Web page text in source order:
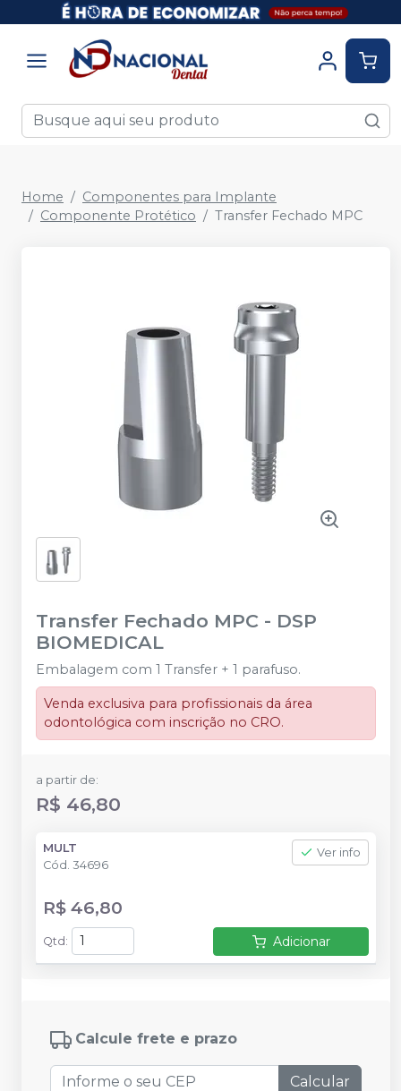
Home
Componentes para Implante
Componente Protético
Transfer Fechado MPC
Transfer Fechado MPC - DSP
BIOMEDICAL
Embalagem com 1 Transfer + 1 parafuso.
Venda exclusiva para profissionais da área
odontológica com inscrição no CRO.
a partir de:
R$ 46,80
MULT
Cód. 34696
Ver info
R$ 46,80
Qtd : Adicionar
Calcule frete e prazo
Calcular